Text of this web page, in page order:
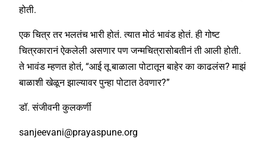
होती.
एक चित्र तर भलतंच भारी होतं. त्यात मोठं भावंड होतं. ही गोष्ट
चित्रकारानं ऐकलेली असणार पण जन्मचित्रासोबतीनं ती आली होती.
ते भावंड म्हणत होतं, “आई तू बाळाला पोटातून बाहेर का काढलंस? माझं
बाळाशी खेळून झाल्यावर पुन्हा पोटात ठेवणार?”
डॉ. संजीवनी कुलकर्णी
sanjeevani@prayaspune.org